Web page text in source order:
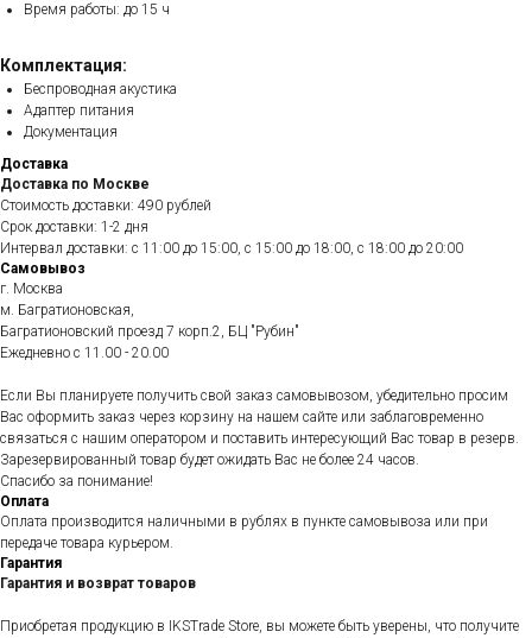
Время работы: до 15 ч
Комплектация:
Беспроводная акустика
Адаптер питания
Документация
Доставка
Доставка по Москве
Стоимость доставки: 490 рублей
Срок доставки: 1-2 дня
Интервал доставки: с 11:00 до 15:00, с 15:00 до 18:00, с 18:00 до 20:00
Самовывоз
г. Москва
м. Багратионовская,
Багратионовский проезд 7 корп.2, БЦ "Рубин"
Ежедневно c 11.00 - 20.00
Если Вы планируете получить свой заказ самовывозом, убедительно просим
Вас оформить заказ через корзину на нашем сайте или заблаговременно
связаться с нашим оператором и поставить интересующий Вас товар в резерв.
Зарезервированный товар будет ожидать Вас не более 24 часов.
Спасибо за понимание!
Оплата
Оплата производится наличными в рублях в пункте самовывоза или при
передаче товара курьером.
Гарантия
Гарантия и возврат товаров
Приобретая продукцию в IKSTrade Store, вы можете быть уверены, что получите